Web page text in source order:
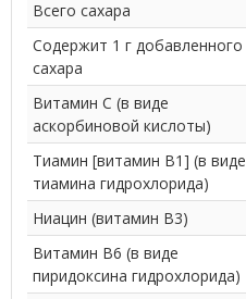
Всего сахара
Содержит 1 г добавленного
сахара
Витамин C (в виде
аскорбиновой кислоты)
Тиамин [витамин B1] (в виде
тиамина гидрохлорида)
Ниацин (витамин B3)
Витамин B6 (в виде
пиридоксина гидрохлорида)